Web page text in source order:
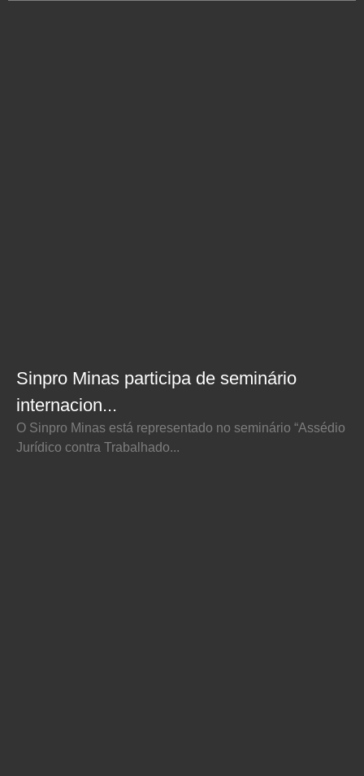
Sinpro Minas participa de seminário
internacion...
O Sinpro Minas está representado no seminário “Assédio
Jurídico contra Trabalhado...